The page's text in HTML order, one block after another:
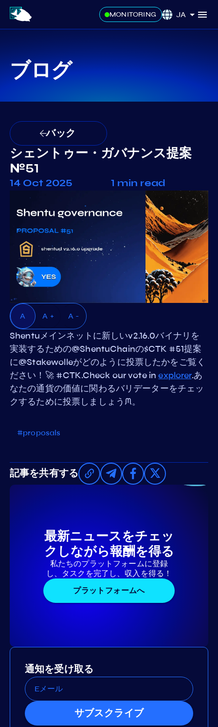
MONITORING JA
ブログ
バック
シェントゥー・ガバナンス提案
№51
14 Oct 2025 1 min read
A A + A -
Shentuメインネットに新しいv2.16.0バイナリを
実装するための@ShentuChainの$CTK #51提案
に@Stakewolleがどのように投票したかをご覧く
ださい！🚀 #CTK.Check our vote inexplorer.あ
なたの通貨の価値に関わるバリデーターをチェッ
クするために投票しましょうᙏ。
#proposals
記事を共有する
最新ニュースをチェッ
クしながら報酬を得る
私たちのプラットフォームに登録
し、タスクを完了し、収入を得る！
プラットフォームへ
通知を受け取る
サブスクライブ